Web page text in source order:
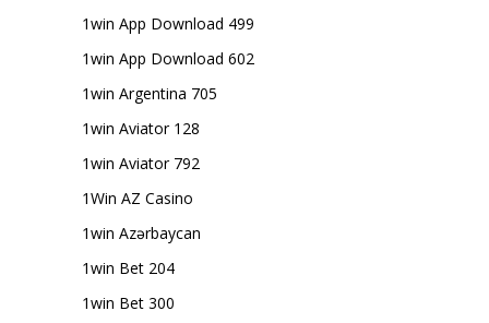
1win App Download 499
1win App Download 602
1win Argentina 705
1win Aviator 128
1win Aviator 792
1Win AZ Casino
1win Azərbaycan
1win Bet 204
1win Bet 300